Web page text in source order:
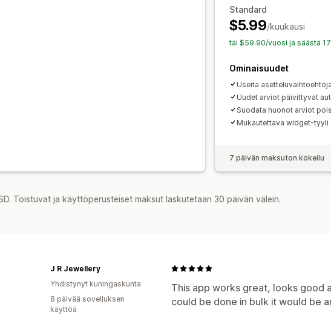
Standard
$5.99/kuukausi
tai $59.90/vuosi ja säästä 17
Ominaisuudet
Useita asetteluvaihtoehtoja
Uudet arviot päivittyvät
Suodata huonot arviot pois
Mukautettava widget-tyyli
7 päivän maksuton kokeilu
Toistuvat ja käyttöperusteiset maksut laskutetaan 30 päivän välein.
This app works great, looks good
could be done in bulk it would be
J R Jewellery
Yhdistynyt kuningaskunta
8 päivää sovelluksen
käyttöä